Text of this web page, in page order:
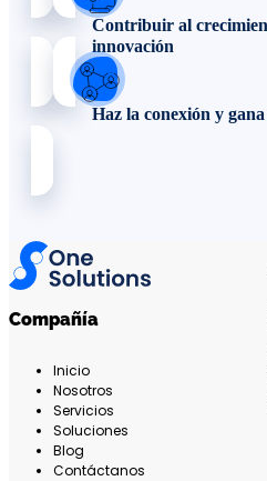
Contribuir al
innovación
Haz la conexión y
Compañía
Inicio
Nosotros
Servicios
Soluciones
Blog
Contáctanos